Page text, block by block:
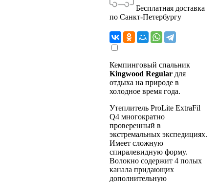
Бесплатная доставка
по Санкт-Петербургу
Кемпинговый спальник
Kingwood Regular для
отдыха на природе в
холодное время года.
Утеплитель ProLite ExtraFil
Q4 многократно
проверенный в
экстремальных экспедициях.
Имеет сложную
спиралевидную форму.
Волокно содержит 4 полых
канала придающих
дополнительную